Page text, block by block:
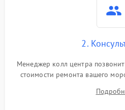
2.
Менеджер колл центра
стоимости ремонта вашего